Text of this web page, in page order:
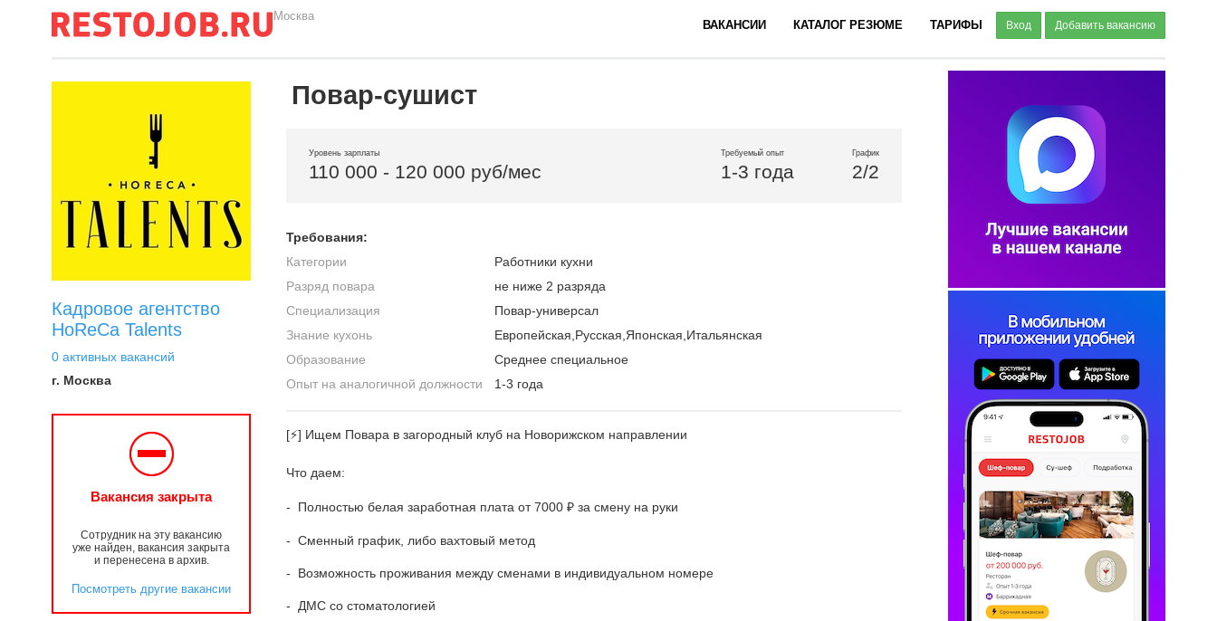
Москва
ВАКАНСИИ КАТАЛОГ РЕЗЮМЕ ТАРИФЫ Вход Добавить вакансию
Кадровое агентство
HoReCa Talents
0 активных вакансий
г. Москва
Вакансия закрыта
Сотрудник на эту вакансию
уже найден, вакансия закрыта
и перенесена в архив.
Посмотреть другие вакансии
Повар-сушист
Уровень зарплаты
110 000 - 120 000 руб/мес
Требуемый опыт
1-3 года
График
2/2
Требования:
Категории
Работники кухни
Разряд повара
не ниже 2 разряда
Специализация
Повар-универсал
Знание кухонь
Европейская,Русская,Японская,Итальянская
Образование
Среднее специальное
Опыт на аналогичной должности
1-3 года
[⚡] Ищем Повара в загородный клуб на Новорижском направлении
Что даем:
- Полностью белая заработная плата от 7000 ₽ за смену на руки
- Сменный график, либо вахтовый метод
- Возможность проживания между сменами в индивидуальном номере
- ДМС со стоматологией